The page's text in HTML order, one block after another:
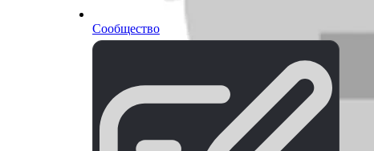
Сообщество